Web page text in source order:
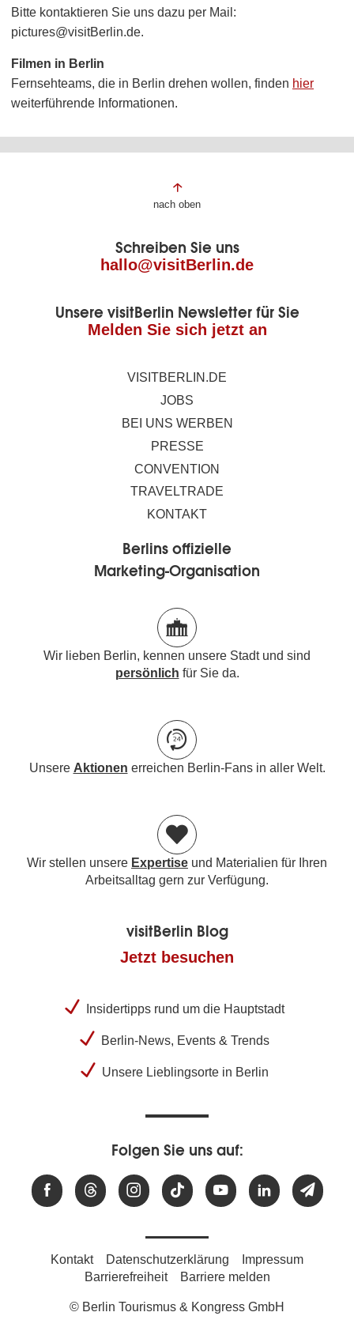
Bitte kontaktieren Sie uns dazu per Mail:
pictures@visitBerlin.de.
Filmen in Berlin
Fernsehteams, die in Berlin drehen wollen, finden hier
weiterführende Informationen.
Fußbereich
Seite
nach oben
Schreiben Sie uns
hallo@visitBerlin.de
Unsere visitBerlin Newsletter für Sie
Melden Sie sich jetzt an
VISITBERLIN.DE
JOBS
BEI UNS WERBEN
PRESSE
CONVENTION
TRAVELTRADE
KONTAKT
Berlins offizielle
Marketing-Organisation
Wir lieben Berlin, kennen unsere Stadt und sind
persönlich für Sie da.
Unsere Aktionen erreichen Berlin-Fans in aller Welt.
Wir stellen unsere Expertise und Materialien für Ihren
Arbeitsalltag gern zur Verfügung.
visitBerlin Blog
Jetzt besuchen
Insidertipps rund um die Hauptstadt
Berlin-News, Events & Trends
Unsere Lieblingsorte in Berlin
Folgen Sie uns auf:
Kontakt Datenschutzerklärung
Impressum
Barrierefreiheit
Barriere melden
© Berlin Tourismus & Kongress GmbH